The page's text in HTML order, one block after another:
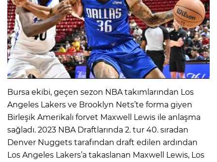
Bursa ekibi, geçen sezon NBA takımlarından Los
Angeles Lakers ve Brooklyn Nets’te forma giyen
Birleşik Amerikalı forvet Maxwell Lewis ile anlaşma
sağladı. 2023 NBA Draftlarında 2. tur 40. sıradan
Denver Nuggets tarafından draft edilen ardından
Los Angeles Lakers’a takaslanan Maxwell Lewis, Los